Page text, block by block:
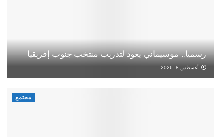
رسميا.. موسيماني يعود لتدريب منتخب جنوب إفريقيا
أغسطس 8, 2026
مجتمع